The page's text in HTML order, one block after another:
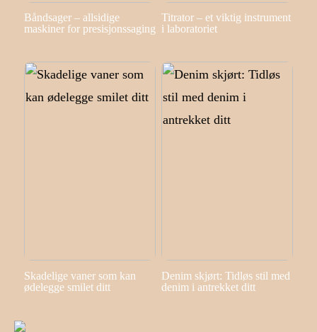
Båndsager – allsidige
maskiner for presisjonssaging
Titrator – et viktig instrument
i laboratoriet
Skadelige vaner som kan
ødelegge smilet ditt
Denim skjørt: Tidløs stil med
denim i antrekket ditt